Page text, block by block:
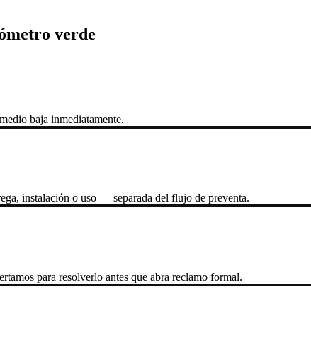
verde
baja inmediatamente.
instalación o uso — separada del flujo de preventa.
para resolverlo antes que abra reclamo formal.